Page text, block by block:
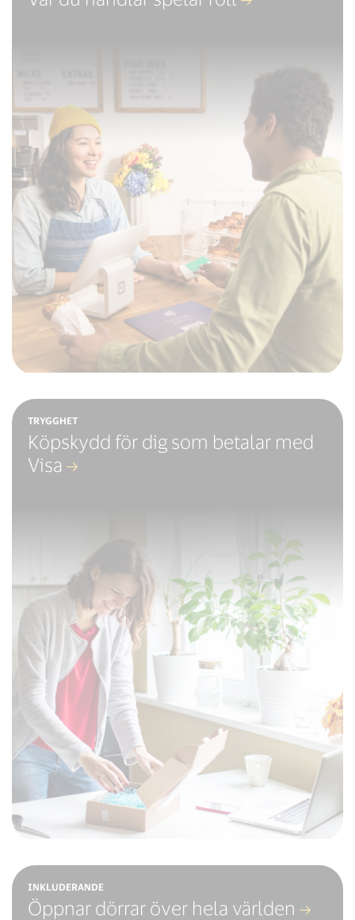
TRYGGHET
Köpskydd för dig som betalar med
Visa
INKLUDERANDE
Öppnar dörrar över hela världen